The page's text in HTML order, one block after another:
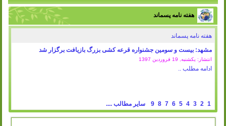
هفته نامه پسماند
هفته نامه پسماند
مشهد: بیست و سومین جشنواره قرعه کشی بزرگ بازیافت برگزار شد
انتشار: یکشنبه, 19 فروردين 1397
ادامه مطلب ..
1
2
3
4
5
6
7
8
9 سایر مطالب ....